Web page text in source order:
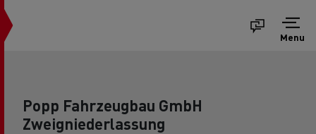
Menu
Popp Fahrzeugbau GmbH
Zweigniederlassung